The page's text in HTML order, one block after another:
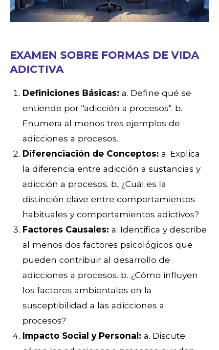
EXAMEN SOBRE FORMAS DE VIDA
ADICTIVA
Definiciones Básicas: a. Define qué se
entiende por "adicción a procesos". b.
Enumera al menos tres ejemplos de
adicciones a procesos.
Diferenciación de Conceptos: a. Explica
la diferencia entre adicción a sustancias y
adicción a procesos. b. ¿Cuál es la
distinción clave entre comportamientos
habituales y comportamientos adictivos?
Factores Causales: a. Identifica y describe
al menos dos factores psicológicos que
pueden contribuir al desarrollo de
adicciones a procesos. b. ¿Cómo influyen
los factores ambientales en la
susceptibilidad a las adicciones a
procesos?
Impacto Social y Personal: a. Discute